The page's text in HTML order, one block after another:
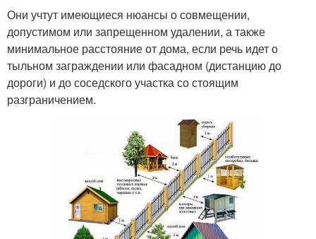
Они учтут имеющиеся нюансы о совмещении,
допустимом или запрещенном удалении, а также
минимальное расстояние от дома, если речь идет о
тыльном заграждении или фасадном (дистанцию до
дороги) и до соседского участка со стоящим
разграничением.